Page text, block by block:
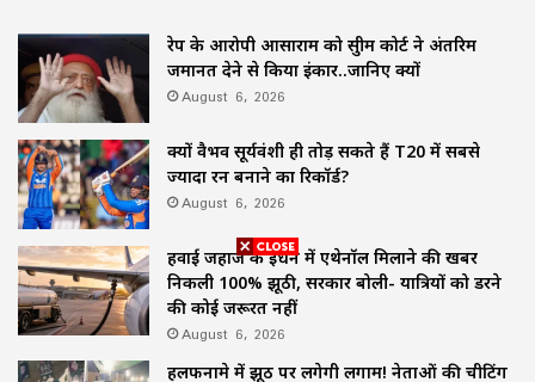
रेप के आरोपी आसाराम को सुप्रीम कोर्ट ने अंतरिम
जमानत देने से किया इंकार..जानिए क्यों
August 6, 2026
क्यों वैभव सूर्यवंशी ही तोड़ सकते हैं T20 में सबसे
ज्यादा रन बनाने का रिकॉर्ड?
August 6, 2026
हवाई जहाज के ईंधन में एथेनॉल मिलाने की खबर
निकली 100% झूठी, सरकार बोली- यात्रियों को डरने
की कोई जरूरत नहीं
August 6, 2026
हलफनामे में झूठ पर लगेगी लगाम! नेताओं की चीटिंग